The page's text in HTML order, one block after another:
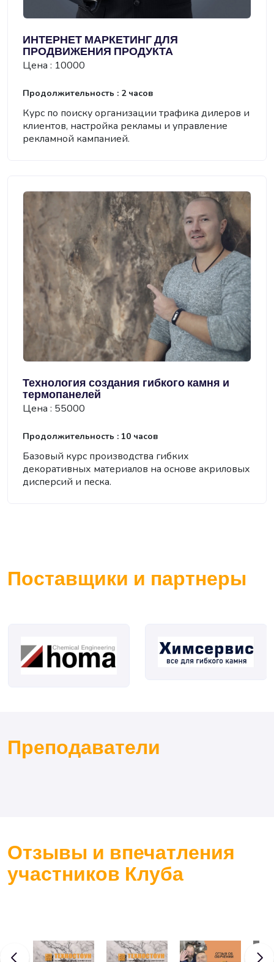
ИНТЕРНЕТ МАРКЕТИНГ ДЛЯ
ПРОДВИЖЕНИЯ ПРОДУКТА
Цена : 10000
Продолжительность : 2 часов
Курс по поиску организации трафика дилеров и
клиентов, настройка рекламы и управление
рекламной кампанией.
Технология создания гибкого камня и
термопанелей
Цена : 55000
Продолжительность : 10 часов
Базовый курс производства гибких
декоративных материалов на основе акриловых
дисперсий и песка.
Поставщики и партнеры
Преподаватели
Отзывы и впечатления
участников Клуба